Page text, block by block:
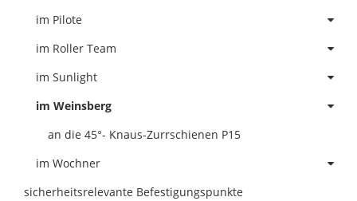
im Pilote
im Roller Team
im Sunlight
im Weinsberg
an die 45°- Knaus-Zurrschienen P15
im Wochner
sicherheitsrelevante Befestigungspunkte